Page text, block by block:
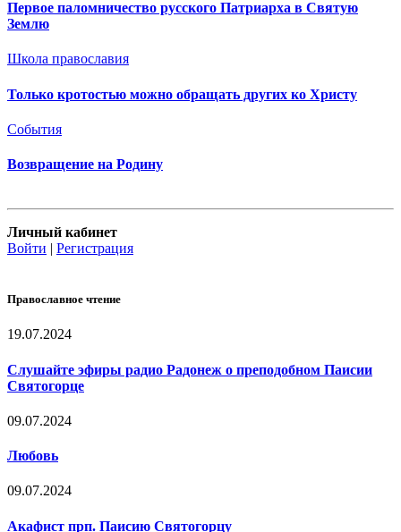
Первое паломничество русского Патриарха в Святую
Землю
Школа православия
Только кротостью можно обращать других ко Христу
События
Возвращение на Родину
Личный кабинет
Войти | Регистрация
Православное чтение
19.07.2024
Слушайте эфиры радио Радонеж о преподобном Паисии
Святогорце
09.07.2024
Любовь
09.07.2024
Акафист прп. Паисию Святогорцу